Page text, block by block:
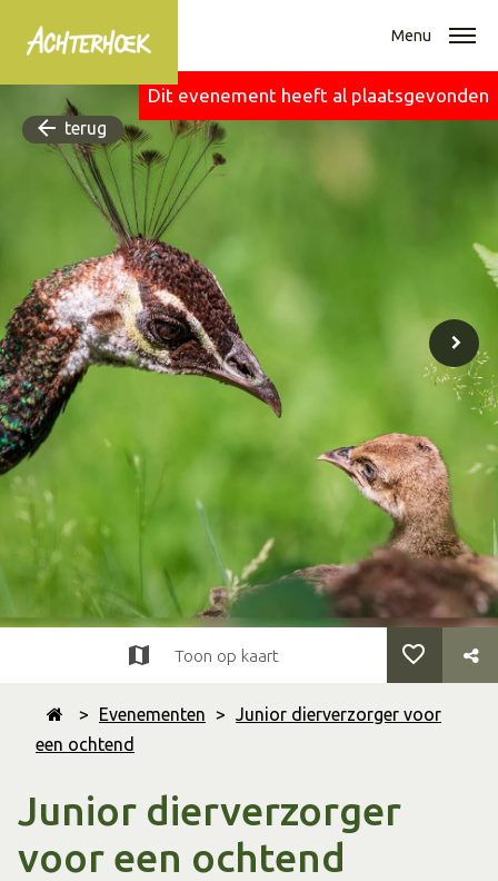
Menu
Dit evenement heeft al plaatsgevonden
terug
> Evenementen > Junior dierverzorger voor
een ochtend
Junior dierverzorger
voor een ochtend
Toon op kaart